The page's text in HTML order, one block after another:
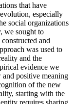
that have
especially
social organizations
we sought to
and
was used to
and the
evidence we
and positive meaning
of the new
starting with the
requires sharing